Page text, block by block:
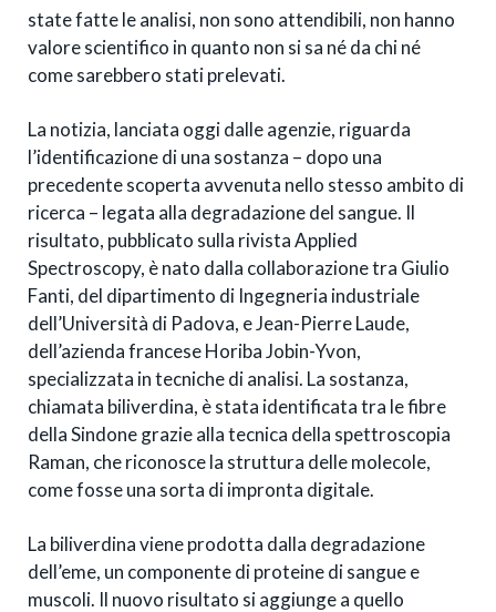
state fatte le analisi, non sono attendibili, non hanno
valore scientifico in quanto non si sa né da chi né
come sarebbero stati prelevati.
La notizia, lanciata oggi dalle agenzie, riguarda
l’identificazione di una sostanza – dopo una
precedente scoperta avvenuta nello stesso ambito di
ricerca – legata alla degradazione del sangue. Il
risultato, pubblicato sulla rivista Applied
Spectroscopy, è nato dalla collaborazione tra Giulio
Fanti, del dipartimento di Ingegneria industriale
dell’Università di Padova, e Jean-Pierre Laude,
dell’azienda francese Horiba Jobin-Yvon,
specializzata in tecniche di analisi. La sostanza,
chiamata biliverdina, è stata identificata tra le fibre
della Sindone grazie alla tecnica della spettroscopia
Raman, che riconosce la struttura delle molecole,
come fosse una sorta di impronta digitale.
La biliverdina viene prodotta dalla degradazione
dell’eme, un componente di proteine di sangue e
muscoli. Il nuovo risultato si aggiunge a quello